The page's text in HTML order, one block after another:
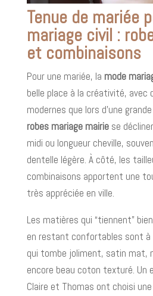
Tenue de mariée
mariage civil :
et combinaisons
Pour une mariée, la mode
belle place à la créativité, avec
modernes que lors d’une
robes mariage mairiese
midi ou longueur cheville,
dentelle légère. À côté, les
combinaisons apportent une
très appréciée en ville.
Les matières qui “tiennent”
en restant confortables sont à
qui tombe joliment, satin mat,
encore beau coton texturé. Un
Claire et Thomas ont choisi